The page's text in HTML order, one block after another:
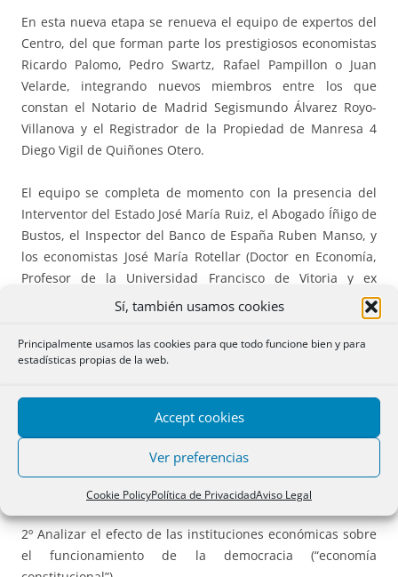
Sí, también usamos cookies
Principalmente usamos las cookies para que todo funcione bien y para
estadísticas propias de la web.
Accept cookies
Ver preferencias
Cookie PolicyPolítica de PrivacidadAviso Legal
En esta nueva etapa se renueva el equipo de expertos del
Centro, del que forman parte los prestigiosos economistas
Ricardo Palomo, Pedro Swartz, Rafael Pampillon o Juan
Velarde, integrando nuevos miembros entre los que
constan el Notario de Madrid Segismundo Álvarez Royo-
Villanova y el Registrador de la Propiedad de Manresa 4
Diego Vigil de Quiñones Otero.
El equipo se completa de momento con la presencia del
Interventor del Estado José María Ruiz, el Abogado Íñigo de
Bustos, el Inspector del Banco de España Ruben Manso, y
los economistas José María Rotellar (Doctor en Economía,
Profesor de la Universidad Francisco de Vitoria y ex
Viceconsejero de Economía y Hacienda de la Comunidad de
Madrid), Antonio Marquina (Director UNISCI Journal y
Catedrático de Seguridad Internacional) y Almudena Semur
(Instituto de Estudios Económicos)
1º Aplicar los instrumentos del análisis económico de la
“decisión pública” (“public choice”) al estudio de la
democracia,
2º Analizar el efecto de las instituciones económicas sobre
el funcionamiento de la democracia (“economía